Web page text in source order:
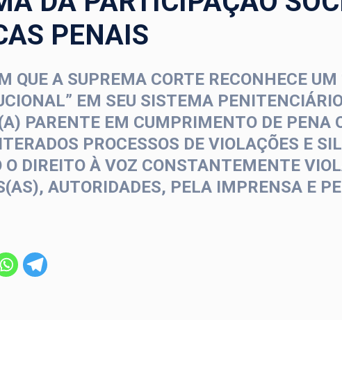
PENAIS
QUE A SUPREMA CORTE RECONHECE UM
EM SEU SISTEMA
PARENTE EM CUMPRIMENTO DE PENA
PROCESSOS DE VIOLAÇÕES E
DIREITO À VOZ CONSTANTEMENTE
AUTORIDADES, PELA IMPRENSA E